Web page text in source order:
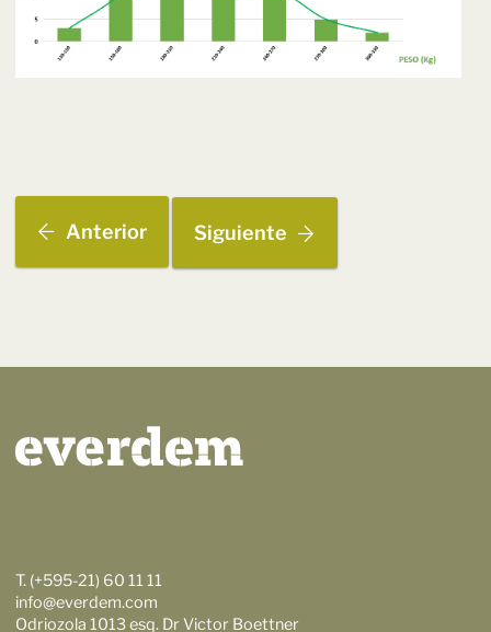
Anterior Siguiente
T. (+595-21) 60 11 11
info@everdem.com
Odriozola 1013 esq. Dr Victor Boettner